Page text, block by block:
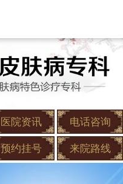
医院资讯 电话咨询
预约挂号 来院路线